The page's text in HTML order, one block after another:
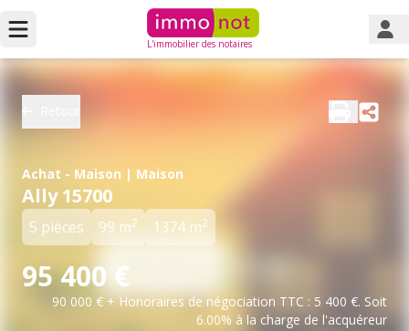
L'immobilier des notaires
Achat - Maison | Maison
Ally 15700
5 pièces 99 m2 1374 m2
95 400 €
90 000 € + Honoraires de négociation TTC : 5 400 €. Soit
6.00% à la charge de l'acquéreur